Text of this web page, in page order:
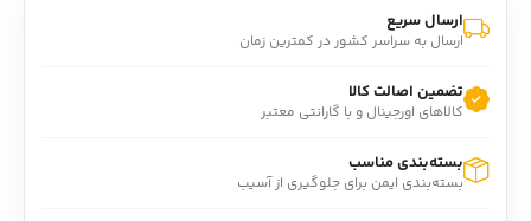
ارسال سریع
ارسال به سراسر کشور در کمترین زمان
تضمین اصالت کالا
کالاهای اورجینال و با گارانتی معتبر
بسته‌بندی مناسب
بسته‌بندی ایمن برای جلوگیری از آسیب